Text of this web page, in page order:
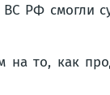
РФ смогли
на то, как